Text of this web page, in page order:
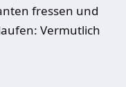
fressen und
Vermutlich